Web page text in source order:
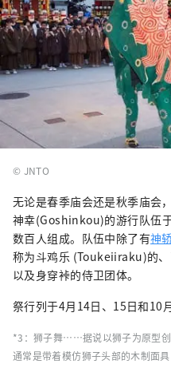
© JNTO
无论是春季庙会还是秋季庙会
神幸(Goshinkou)的游行队伍
数百人组成。队伍中除了有神
称为斗鸡乐 (Toukeiiraku)的、
以及身穿裃的侍卫团体。
祭行列于4月14日、15日和10
*3：狮子舞……据说以狮子为原型创
通常是带着模仿狮子头部的木制面